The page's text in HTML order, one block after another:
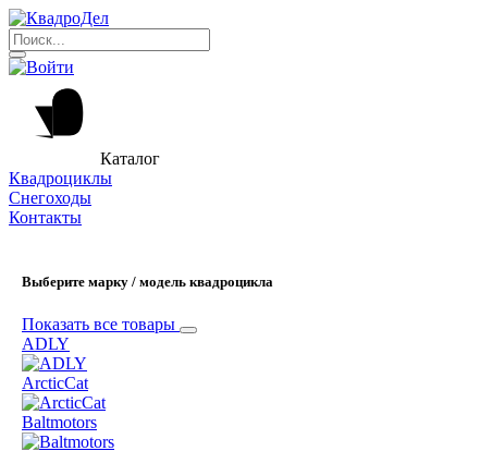
Каталог
Квадроциклы
Снегоходы
Контакты
Выберите марку / модель квадроцикла
Показать все товары
ADLY
ArcticCat
Baltmotors